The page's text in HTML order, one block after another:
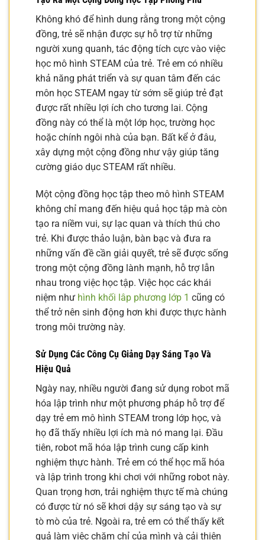
Không khó để hình dung rằng trong một cộng
đồng, trẻ sẽ nhận được sự hỗ trợ từ những
người xung quanh, tác động tích cực vào việc
học mô hình STEAM của trẻ. Trẻ em có nhiều
khả năng phát triển và sự quan tâm đến các
môn học STEAM ngay từ sớm sẽ giúp trẻ đạt
được rất nhiều lợi ích cho tương lai. Cộng
đồng này có thể là một lớp học, trường học
hoặc chính ngôi nhà của bạn. Bất kể ở đâu,
xây dựng một cộng đồng như vậy giúp tăng
cường giáo dục STEAM rất nhiều.
Một cộng đồng học tập theo mô hình STEAM
không chỉ mang đến hiệu quả học tập mà còn
tạo ra niềm vui, sự lạc quan và thích thú cho
trẻ. Khi được thảo luận, bàn bạc và đưa ra
những vấn đề cần giải quyết, trẻ sẽ được sống
trong một cộng đồng lành mạnh, hỗ trợ lẫn
nhau trong việc học tập. Việc học các khái
niệm như hình khối lâp phương lớp 1 cũng có
thể trở nên sinh động hơn khi được thực hành
trong môi trường này.
Sử Dụng Các Công Cụ Giảng Dạy Sáng Tạo Và
Hiệu Quả
Ngày nay, nhiều người đang sử dụng robot mã
hóa lập trình như một phương pháp hỗ trợ để
dạy trẻ em mô hình STEAM trong lớp học, và
họ đã thấy nhiều lợi ích mà nó mang lại. Đầu
tiên, robot mã hóa lập trình cung cấp kinh
nghiệm thực hành. Trẻ em có thể học mã hóa
và lập trình trong khi chơi với những robot này.
Quan trọng hơn, trải nghiệm thực tế mà chúng
có được từ nó sẽ khơi dậy sự sáng tạo và sự
tò mò của trẻ. Ngoài ra, trẻ em có thể thấy kết
quả làm việc chăm chỉ của mình và cải thiện